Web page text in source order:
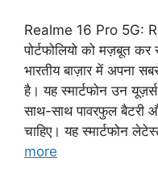
Realme 16 Pro 5G:
पोर्टफोलियो को मज़बूत
भारतीय बाज़ार में अपना
है। यह स्मार्टफोन उन
साथ-साथ पावरफुल बैटरी
चाहिए। यह स्मार्टफोन
more